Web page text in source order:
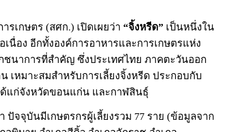
เกษตร (สศก.) เปิดเผยว่า “จิ้งหรีด” เป็นหนึ่งใน
นื่อง อีกทั้งองค์การอาหารและการเกษตรแห่ง
นาการที่สำคัญ ซึ่งประเทศไทย ภาคตะวันออก
เหมาะสมสำหรับการเลี้ยงจิ้งหรีด ประกอบกับ
แก่จังหวัดขอนแก่น และกาฬสินธุ์
จุบันมีเกษตรกรผู้เลี้ยงรวม 77 ราย (ข้อมูลจาก